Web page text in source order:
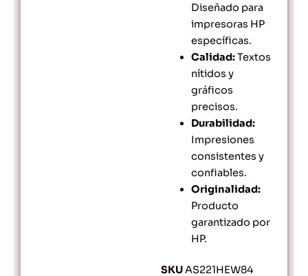
Diseñado para
impresoras HP
específicas.
Calidad:Textos
nítidos y
gráficos
precisos.
Durabilidad:
Impresiones
consistentes y
confiables.
Originalidad:
Producto
garantizado por
HP.
SKUAS221HEW84